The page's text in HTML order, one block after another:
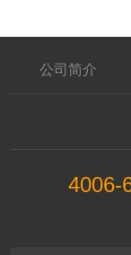
公司简介
4006-